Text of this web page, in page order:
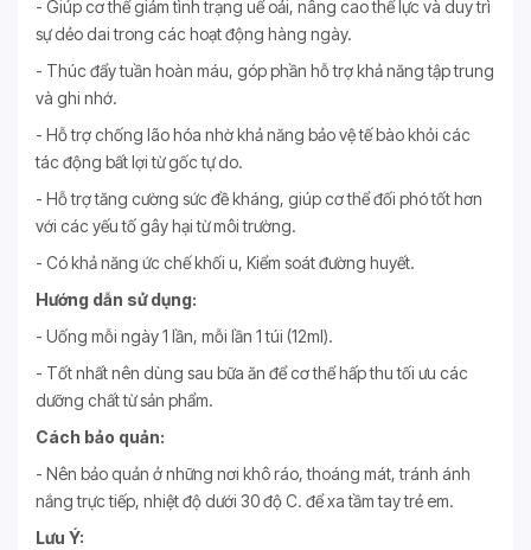
- Giúp cơ thể giảm tình trạng uể oải, nâng cao thể lực và duy trì
sự dẻo dai trong các hoạt động hàng ngày.
- Thúc đẩy tuần hoàn máu, góp phần hỗ trợ khả năng tập trung
và ghi nhớ.
- Hỗ trợ chống lão hóa nhờ khả năng bảo vệ tế bào khỏi các
tác động bất lợi từ gốc tự do.
- Hỗ trợ tăng cường sức đề kháng, giúp cơ thể đối phó tốt hơn
với các yếu tố gây hại từ môi trường.
- Có khả năng ức chế khối u, Kiểm soát đường huyết.
Hướng dẫn sử dụng:
- Uống mỗi ngày 1 lần, mỗi lần 1 túi (12ml).
- Tốt nhất nên dùng sau bữa ăn để cơ thể hấp thu tối ưu các
dưỡng chất từ sản phẩm.
Cách bảo quản:
- Nên bảo quản ở những nơi khô ráo, thoáng mát, tránh ánh
nắng trực tiếp, nhiệt độ dưới 30 độ C. để xa tầm tay trẻ em.
Lưu Ý: